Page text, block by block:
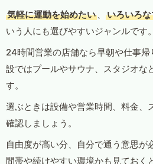
気軽に運動を始めたい 、 いろいろ
いう人にも選びやすいジャンルです。
24時間営業の店舗なら早朝や仕事
設ではプールやサウナ、スタジオな
す。
選ぶときは設備や営業時間、料金、
確認しましょう。
自由度が高い分、自分で通う意思が
間帯や続けやすい環境かも見ておく